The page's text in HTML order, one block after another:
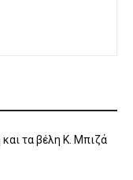
τα βέλη Κ. Μπιζά